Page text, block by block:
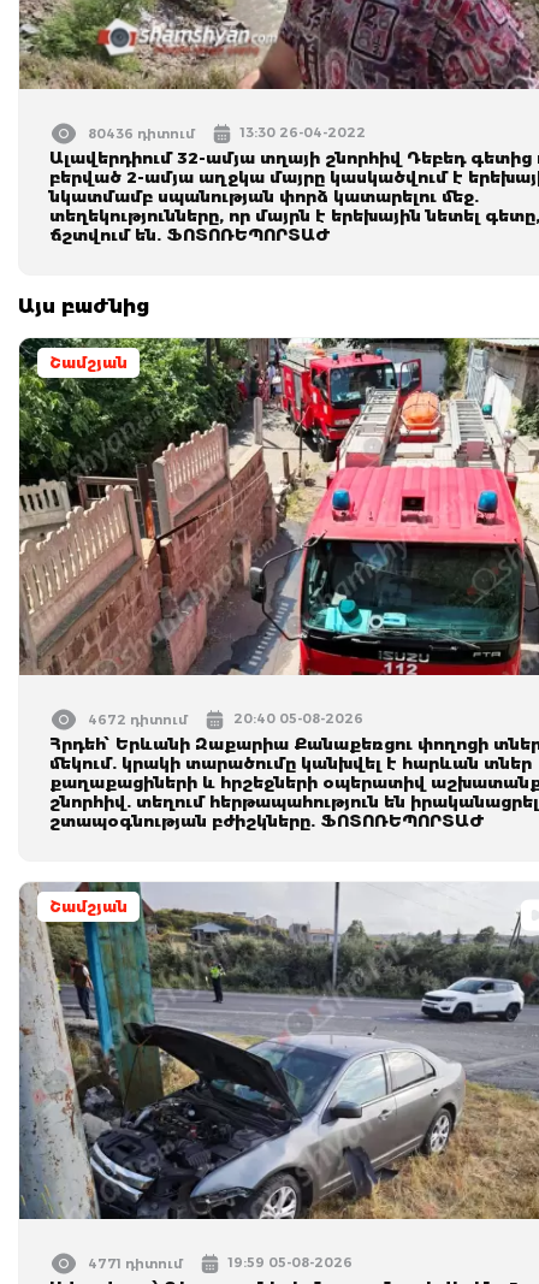
80436 դիտում 13:30 26-04-2022
Ալավերդիում 32-ամյա տղայի շնորհիվ Դեբեդ գետից
բերված 2-ամյա աղջկա մայրը կասկածվում է
նկատմամբ սպանության փորձ կատարելու մեջ.
տեղեկությունները, որ մայրն է երեխային նետել գետը,
ճշտվում են. ՖՈՏՈՌԵՊՈՐՏԱԺ
Այս բաժնից
Շամշյան
4672 դիտում 20:40 05-08-2026
Հրդեհ՝ Երևանի Զաքարիա Քանաքեռցու փողոցի
մեկում. կրակի տարածումը կանխվել է հարևան տներ
քաղաքացիների և հրշեջների օպերատիվ
շնորհիվ. տեղում հերթապահություն են իրականացրել
շտապօգնության բժիշկները. ՖՈՏՈՌԵՊՈՐՏԱԺ
Շամշյան
4771 դիտում 19:59 05-08-2026